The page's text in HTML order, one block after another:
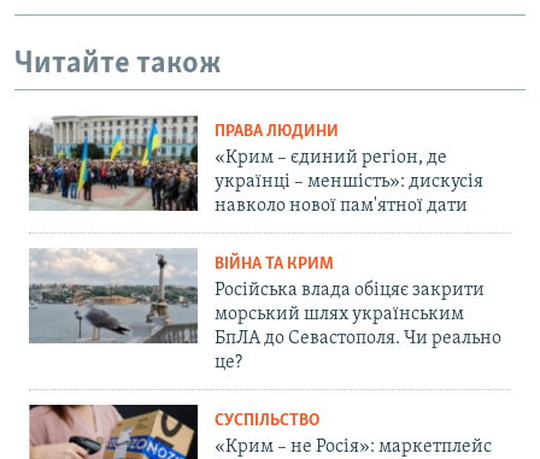
Читайте також
ПРАВА ЛЮДИНИ
«Крим – єдиний регіон, де
українці – меншість»: дискусія
навколо нової пам'ятної дати
ВІЙНА ТА КРИМ
Російська влада обіцяє закрити
морський шлях українським
БпЛА до Севастополя. Чи реально
це?
СУСПІЛЬСТВО
«Крим – не Росія»: маркетплейс